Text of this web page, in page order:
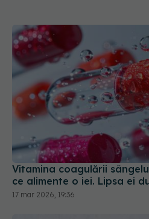
Vitamina coagulării
ce alimente o iei. Lipsa ei
17 mar 2026, 19:36